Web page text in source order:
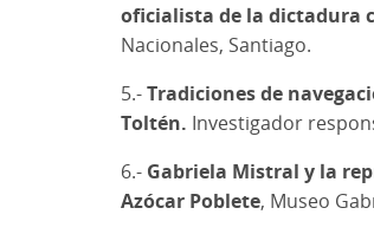
oficialista de la dictadura
Nacionales, Santiago.
5.-Tradiciones de
Toltén. Investigador
6.- Gabriela Mistral y la
Azócar Poblete, Museo